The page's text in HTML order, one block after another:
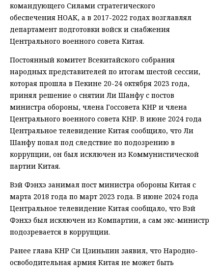
командующего Силами стратегического
обеспечения НОАК, а в 2017-2022 годах возглавлял
департамент подготовки войск и снабжения
Центрального военного совета Китая.
Постоянный комитет Всекитайского собрания
народных представителей по итогам шестой сессии,
которая прошла в Пекине 20-24 октября 2023 года,
принял решение о снятии Ли Шанфу с постов
министра обороны, члена Госсовета КНР и члена
Центрального военного совета КНР. В июне 2024 года
Центральное телевидение Китая сообщило, что Ли
Шанфу попал под следствие по подозрению в
коррупции, он был исключен из Коммунистической
партии Китая.
Вэй Фэнхэ занимал пост министра обороны Китая с
марта 2018 года по март 2023 года. В июне 2024 года
Центральное телевидение Китая сообщало, что Вэй
Фэнхэ был исключен из Компартии, а сам экс-министр
подозревается в коррупции.
Ранее глава КНР Си Цзиньпин заявил, что Народно-
освободительная армия Китая не может быть